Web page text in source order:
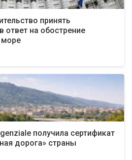
принять
на обострение
море
получила сертификат
дорога» страны